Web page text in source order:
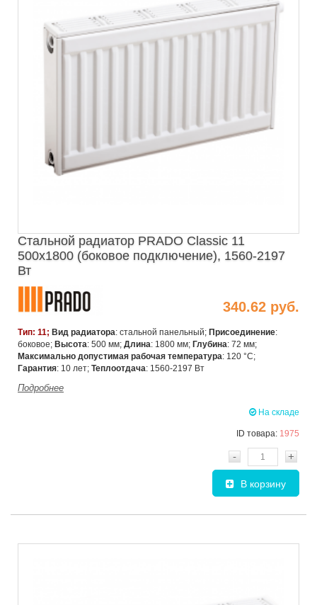
Стальной радиатор PRADO Classic 11
500х1800 (боковое подключение), 1560-2197
Вт
340.62 руб.
Тип: 11; Вид радиатора: стальной панельный; Присоединение:
боковое; Высота: 500 мм; Длина: 1800 мм; Глубина: 72 мм;
Максимально допустимая рабочая температура: 120 °C;
Гарантия: 10 лет; Теплоотдача: 1560-2197 Вт
Подробнее
На складе
ID товара: 1975
- +
В корзину